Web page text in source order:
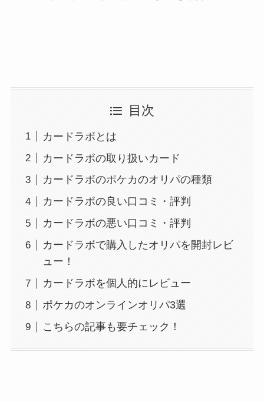
目次
カードラボとは
カードラボの取り扱いカード
カードラボのポケカのオリパの種類
カードラボの良い口コミ・評判
カードラボの悪い口コミ・評判
カードラボで購入したオリパを開封レビ
ュー！
カードラボを個人的にレビュー
ポケカのオンラインオリパ3選
こちらの記事も要チェック！